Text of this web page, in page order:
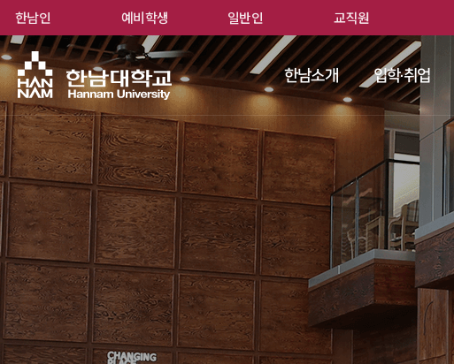
한남대
한남소개 입학·취업
한남인 예비학생 일반인 교직원